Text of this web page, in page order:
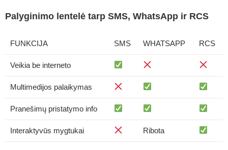
Palyginimo lentelė tarp SMS, WhatsApp ir RCS
FUNKCIJA SMS WHATSAPP RCS
Veikia be interneto
Multimedijos palaikymas
Pranešimų pristatymo info
Interaktyvūs mygtukai Ribota